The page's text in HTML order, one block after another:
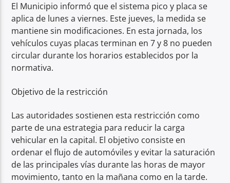
El Municipio informó que el sistema pico y placa se
aplica de lunes a viernes. Este jueves, la medida se
mantiene sin modificaciones. En esta jornada, los
vehículos cuyas placas terminan en 7 y 8 no pueden
circular durante los horarios establecidos por la
normativa.
Objetivo de la restricción
Las autoridades sostienen esta restricción como
parte de una estrategia para reducir la carga
vehicular en la capital. El objetivo consiste en
ordenar el flujo de automóviles y evitar la saturación
de las principales vías durante las horas de mayor
movimiento, tanto en la mañana como en la tarde.